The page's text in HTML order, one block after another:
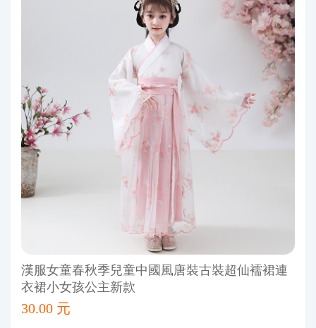
漢服女童春秋季兒童中國風唐裝古裝超仙襦裙連
衣裙小女孩公主新款
30.00 元